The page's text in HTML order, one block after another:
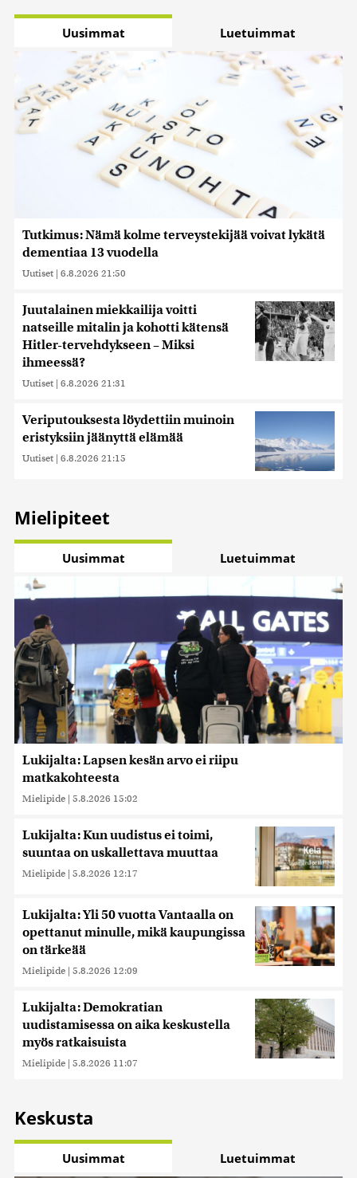
Uusimmat Luetuimmat
Tutkimus: Nämä kolme terveystekijää voivat lykätä
dementiaa 13 vuodella
Uutiset | 6.8.2026 21:50
Juutalainen miekkailija voitti
natseille mitalin ja kohotti kätensä
Hitler-tervehdykseen – Miksi
ihmeessä?
Uutiset | 6.8.2026 21:31
Veriputouksesta löydettiin muinoin
eristyksiin jäänyttä elämää
Uutiset | 6.8.2026 21:15
Mielipiteet
Uusimmat Luetuimmat
Lukijalta: Lapsen kesän arvo ei riipu
matkakohteesta
Mielipide | 5.8.2026 15:02
Lukijalta: Kun uudistus ei toimi,
suuntaa on uskallettava muuttaa
Mielipide | 5.8.2026 12:17
Lukijalta: Yli 50 vuotta Vantaalla on
opettanut minulle, mikä kaupungissa
on tärkeää
Mielipide | 5.8.2026 12:09
Lukijalta: Demokratian
uudistamisessa on aika keskustella
myös ratkaisuista
Mielipide | 5.8.2026 11:07
Keskusta
Uusimmat Luetuimmat